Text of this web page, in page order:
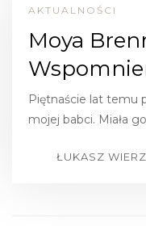
AKTUALNOŚCI
Moya
Piętnaście lat temu
mojej babci. Miała
ŁUKASZ